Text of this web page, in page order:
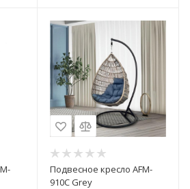
Подвесное кресло AFM-
910C Grey